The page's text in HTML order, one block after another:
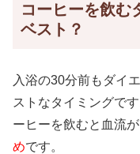
コーヒーを飲む
ベスト？
入浴の30分前もダイ
ストなタイミングで
ーヒーを飲むと血流が
めです。